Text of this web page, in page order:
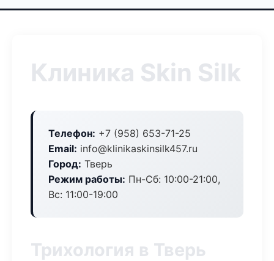
Клиника Skin Silk
Телефон: +7 (958) 653-71-25
Email: info@klinikaskinsilk457.ru
Город: Тверь
Режим работы: Пн-Сб: 10:00-21:00,
Вс: 11:00-19:00
Трихология в Тверь